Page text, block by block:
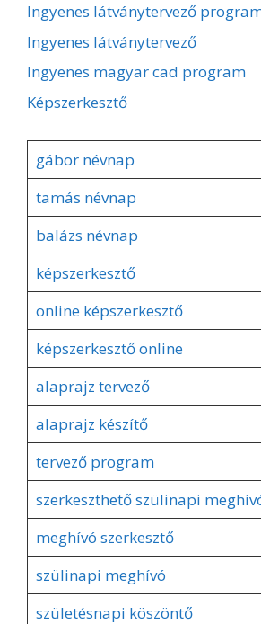
Ingyenes látványtervező
Ingyenes látványtervező
Ingyenes magyar cad program
Képszerkesztő
gábor névnap
tamás névnap
balázs névnap
képszerkesztő
online képszerkesztő
képszerkesztő online
alaprajz tervező
alaprajz készítő
tervező program
szerkeszthető szülinapi
meghívó szerkesztő
szülinapi meghívó
születésnapi köszöntő